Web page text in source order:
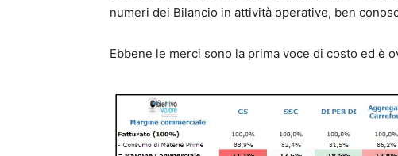
numeri dei Bilancio in attività operative, ben
Ebbene le merci sono la prima voce di costo ed è